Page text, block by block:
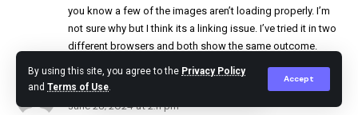
By using this site, you agree to the Privacy Policy
and Terms of Use.
Accept
you know a few of the images aren’t loading properly. I’m
not sure why but I think its a linking issue. I’ve tried it in two
different browsers and both show the same outcome.
puravive
June 28, 2024 at 2:11 pm